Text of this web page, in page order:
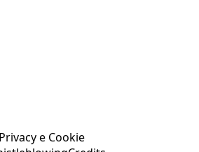
Privacy e Cookie